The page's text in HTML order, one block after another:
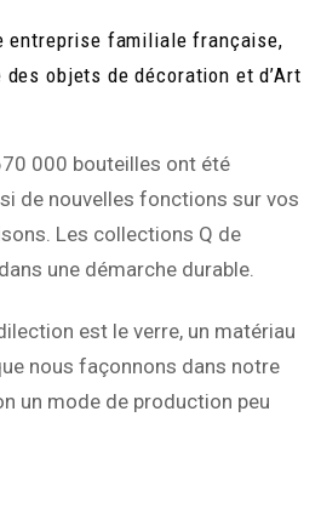
entreprise familiale française,
objets de décoration et d’Art
000 bouteilles ont été
de nouvelles fonctions sur vos
Les collections Q de
une démarche durable.
est le verre, un matériau
nous façonnons dans notre
un mode de production peu